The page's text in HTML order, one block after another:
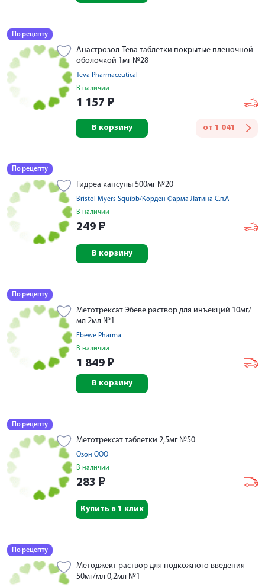
По рецепту
Анастрозол-Тева таблетки покрытые пленочной
оболочкой 1мг №28
Teva Pharmaceutical
В наличии
1 157 ₽
от 1 041
В корзину
По рецепту
Гидреа капсулы 500мг №20
Bristol Myers Squibb/Корден Фарма Латина С.п.А
В наличии
249 ₽
В корзину
По рецепту
Метотрексат Эбеве раствор для инъекций 10мг/
мл 2мл №1
Ebewe Pharma
В наличии
1 849 ₽
В корзину
По рецепту
Метотрексат таблетки 2,5мг №50
Озон ООО
В наличии
283 ₽
Купить в 1 клик
По рецепту
Методжект раствор для подкожного введения
50мг/мл 0,2мл №1